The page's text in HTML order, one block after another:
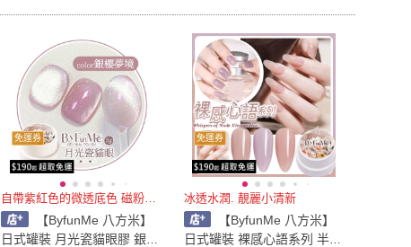
免運券
自帶紫紅色的微透底色 磁粉細膩
【ByfunMe 八方米】
日式罐裝 月光瓷貓眼膠 銀櫻
免運券
冰透水潤. 靚麗小清新
【ByfunMe 八方米】
日式罐裝 裸感心語系列 半透